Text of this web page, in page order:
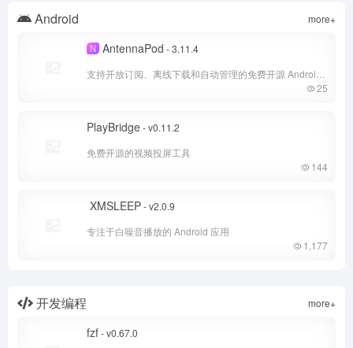
Android more+
N AntennaPod - 3.11.4
25
PlayBridge- v0.11.2
免费开源的视频投屏工具
144
XMSLEEP- v2.0.9
专注于白噪音播放的 Android 应用
1,177
开发编程 more+
fzf- v0.67.0